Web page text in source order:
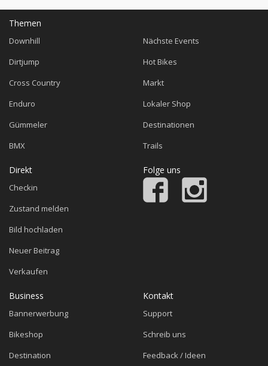
Themen
Downhill
Dirtjump
Cross Country
Enduro
Gümmeler
BMX
Nächste Events
Hot Bikes
Markt
Lokaler Shop
Destinationen
Trails
Direkt
Checkin
Zustand melden
Bild hochladen
Neuer Beitrag
Verkaufen
Folge uns
Business
Bannerwerbung
Bikeshop
Destination
Kontakt
Support
Schreib uns
Feedback / Ideen